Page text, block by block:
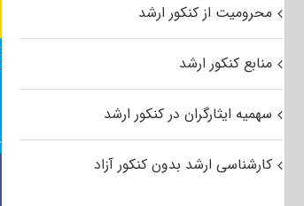
محرومیت از کنکور ارشد
منابع کنکور ارشد
سهمیه ایثارگران در کنکور ارشد
کارشناسی ارشد بدون کنکور آزاد